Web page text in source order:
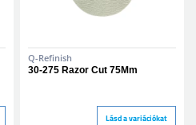
Q-Refinish
30-275 Razor Cut 75Mm
Lásd a variációkat